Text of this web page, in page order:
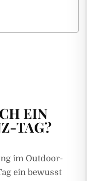
EIN
TAG?
im Outdoor-
ein bewusst